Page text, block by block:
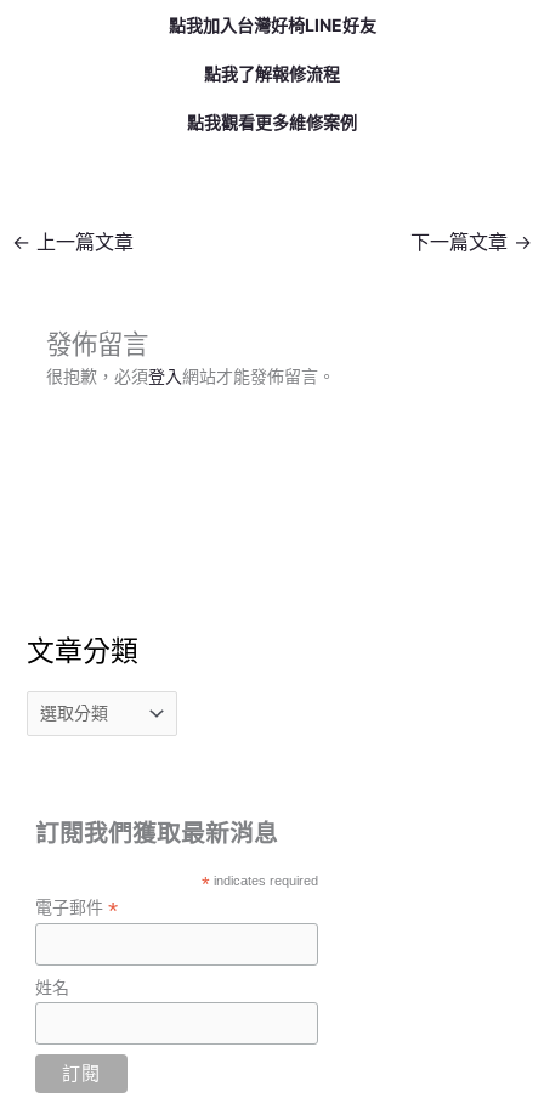
點我加入台灣好椅LINE好友
點我了解報修流程
點我觀看更多維修案例
← 上一篇文章 下一篇文章 →
發佈留言
很抱歉，必須登入網站才能發佈留言。
文章分類
訂閱我們獲取最新消息
*indicates required
電子郵件*
姓名